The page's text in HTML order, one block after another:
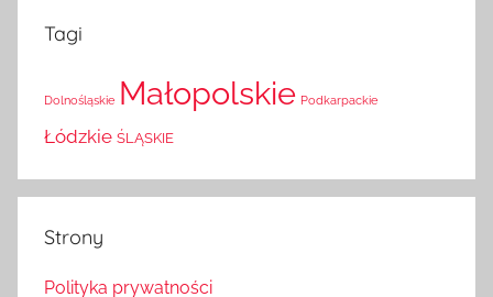
Tagi
Dolnośląskie Małopolskie Podkarpackie
Łódzkie ŚLĄSKIE
Strony
Polityka prywatności